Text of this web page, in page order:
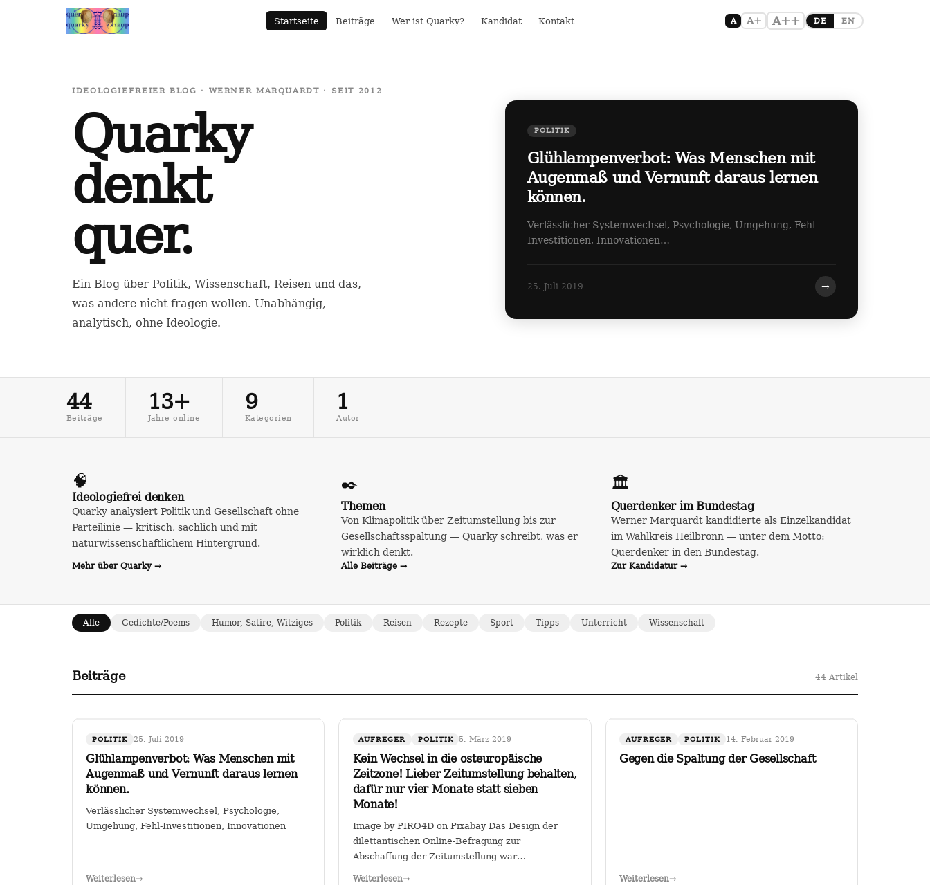
Startseite Beiträge Wer ist Quarky? Kandidat Kontakt A A+ A++ DE EN
IDEOLOGIEFREIER BLOG · WERNER MARQUARDT · SEIT 2012
Quarky
denkt
quer.
Ein Blog über Politik, Wissenschaft, Reisen und das,
was andere nicht fragen wollen. Unabhängig,
analytisch, ohne Ideologie.
POLITIK
Glühlampenverbot: Was Menschen mit
Augenmaß und Vernunft daraus lernen
können.
Verlässlicher Systemwechsel, Psychologie, Umgehung, Fehl-
Investitionen, Innovationen…
25. Juli 2019 →
44
Beiträge
13+
Jahre online
9
Kategorien
1
Autor
🧠
Ideologiefrei denken
Quarky analysiert Politik und Gesellschaft ohne
Parteilinie — kritisch, sachlich und mit
naturwissenschaftlichem Hintergrund.
Mehr über Quarky →
✒️
Themen
Von Klimapolitik über Zeitumstellung bis zur
Gesellschaftsspaltung — Quarky schreibt, was er
wirklich denkt.
Alle Beiträge →
🏛️
Querdenker im Bundestag
Werner Marquardt kandidierte als Einzelkandidat
im Wahlkreis Heilbronn — unter dem Motto:
Querdenker in den Bundestag.
Zur Kandidatur →
Alle Gedichte/Poems Humor, Satire, Witziges Politik Reisen Rezepte Sport Tipps Unterricht Wissenschaft
Beiträge 44 Artikel
POLITIK 25. Juli 2019
Glühlampenverbot: Was Menschen mit
Augenmaß und Vernunft daraus lernen
können.
Verlässlicher Systemwechsel, Psychologie,
Umgehung, Fehl-Investitionen, Innovationen
Weiterlesen→
AUFREGER POLITIK 5. März 2019
Kein Wechsel in die osteuropäische
Zeitzone! Lieber Zeitumstellung behalten,
dafür nur vier Monate statt sieben
Monate!
Image by PIRO4D on Pixabay Das Design der
dilettantischen Online-Befragung zur
Abschaffung der Zeitumstellung war
Weiterlesen→
AUFREGER POLITIK 14. Februar 2019
Gegen die Spaltung der Gesellschaft
Weiterlesen→